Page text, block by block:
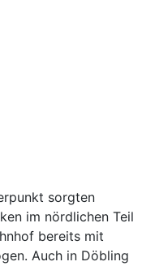
sorgten
im nördlichen Teil
bereits mit
Auch in Döbling